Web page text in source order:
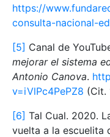
https://
consulta-nacional-
[5] Canal de
mejorar el sistema
Antonio Canova.
v=iVlPc4PePZ8 (Cit.
[6] Tal Cual. 2020.
vuelta a la escuelita